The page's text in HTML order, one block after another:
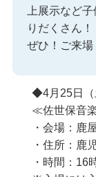
上展示など
りだくさん！
ぜひ！ご来場
◆4月25日（
≪佐世保音
・会場：鹿
・住所：鹿
・時間：16